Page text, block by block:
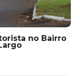
no Bairro